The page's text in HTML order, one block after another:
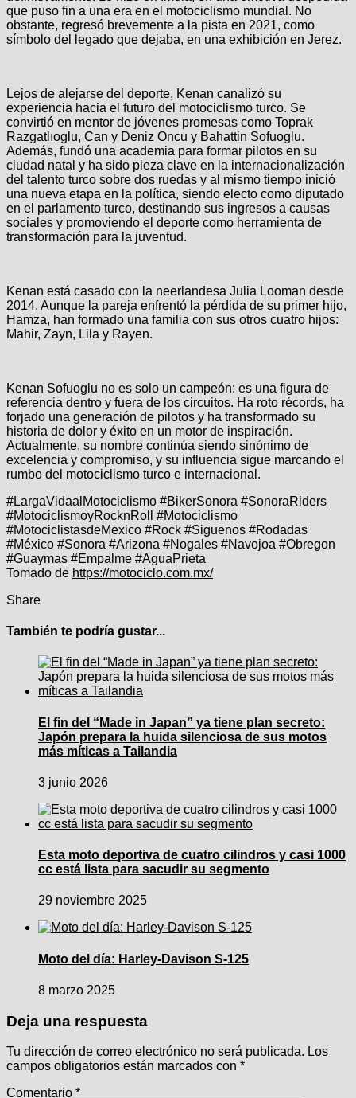
que puso fin a una era en el motociclismo mundial. No
obstante, regresó brevemente a la pista en 2021, como
símbolo del legado que dejaba, en una exhibición en Jerez.
Lejos de alejarse del deporte, Kenan canalizó su
experiencia hacia el futuro del motociclismo turco. Se
convirtió en mentor de jóvenes promesas como Toprak
Razgatlıoglu, Can y Deniz Oncu y Bahattin Sofuoglu.
Además, fundó una academia para formar pilotos en su
ciudad natal y ha sido pieza clave en la internacionalización
del talento turco sobre dos ruedas y al mismo tiempo inició
una nueva etapa en la política, siendo electo como diputado
en el parlamento turco, destinando sus ingresos a causas
sociales y promoviendo el deporte como herramienta de
transformación para la juventud.
Kenan está casado con la neerlandesa Julia Looman desde
2014. Aunque la pareja enfrentó la pérdida de su primer hijo,
Hamza, han formado una familia con sus otros cuatro hijos:
Mahir, Zayn, Lila y Rayen.
Kenan Sofuoglu no es solo un campeón: es una figura de
referencia dentro y fuera de los circuitos. Ha roto récords, ha
forjado una generación de pilotos y ha transformado su
historia de dolor y éxito en un motor de inspiración.
Actualmente, su nombre continúa siendo sinónimo de
excelencia y compromiso, y su influencia sigue marcando el
rumbo del motociclismo turco e internacional.
#LargaVidaalMotociclismo #BikerSonora #SonoraRiders
#MotociclismoyRocknRoll #Motociclismo
#MotociclistasdeMexico #Rock #Siguenos #Rodadas
#México #Sonora #Arizona #Nogales #Navojoa #Obregon
#Guaymas #Empalme #AguaPrieta
Tomado de https://motociclo.com.mx/
Share
También te podría gustar...
El fin del “Made in Japan” ya tiene plan secreto:
Japón prepara la huida silenciosa de sus motos
más míticas a Tailandia
3 junio 2026
Esta moto deportiva de cuatro cilindros y casi 1000
cc está lista para sacudir su segmento
29 noviembre 2025
Moto del día: Harley-Davison S-125
8 marzo 2025
Deja una respuesta
Tu dirección de correo electrónico no será publicada. Los
campos obligatorios están marcados con *
Comentario *